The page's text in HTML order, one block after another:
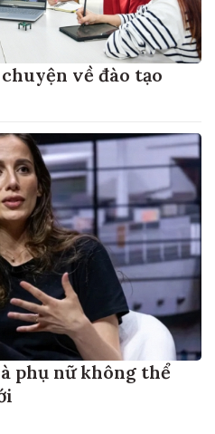
về đào tạo
phụ nữ không thể